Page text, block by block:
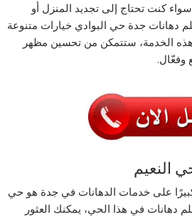
كنت تحتاج إلى تجديد المنزل أو
دهانات جدة حي البوادي خيارات متنوعة
الخدمة، ستتمكن من تحسين مظهر
وفعّال.
النعيم
كبيرًا على خدمات الدهانات في جدة هو حي
دهانات في هذا الحي، يمكنك العثور